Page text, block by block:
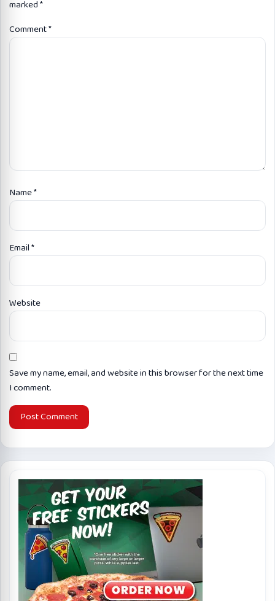
marked*
Comment*
Name*
Email*
Website
Save my name, email, and website in this browser for the next time
I comment.